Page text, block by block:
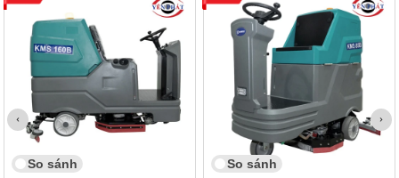
So sánh So sánh